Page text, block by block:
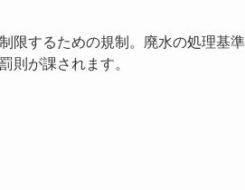
限するための規制。廃水の処理基準
が課されます。